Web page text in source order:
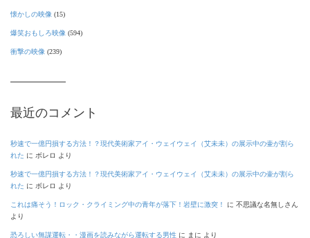
懐かしの映像 (15)
爆笑おもしろ映像 (594)
衝撃の映像 (239)
最近のコメント
秒速で一億円損する方法！？現代美術家アイ・ウェイウェイ（艾未未）の展示中の壷が割ら
れた に ボレロ より
秒速で一億円損する方法！？現代美術家アイ・ウェイウェイ（艾未未）の展示中の壷が割ら
れた に ボレロ より
これは痛そう！ロック・クライミング中の青年が落下！岩壁に激突！ に 不思議な名無しさん
より
恐ろしい無謀運転・・漫画を読みながら運転する男性 に まに より